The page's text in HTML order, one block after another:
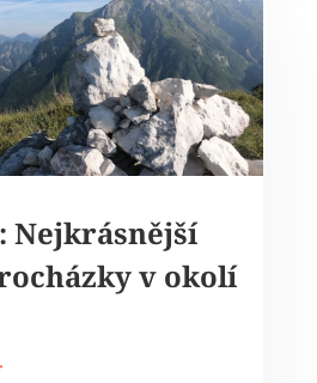
Nejkrásnější
v okolí